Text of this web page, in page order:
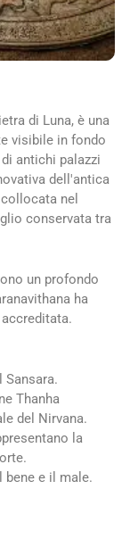
di Luna, è una
visibile in fondo
antichi palazzi
dell'antica
nel
conservata tra
un profondo
ha
Sansara.
Thanha
del Nirvana.
la
e il male.